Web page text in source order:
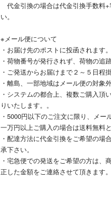
代金引換の場合は代金引換手数料
い。
※メール便について
・お届け先のポストに投函されます。
・荷物番号が発行されず、荷物の追
・ご発送からお届けまで２～５日程
・離島、一部地域はメール便の対象
・システムの都合上、複数ご購入
りいたします。。
・5000円以下のご注文に限り、メ
一万円以上ご購入の場合は送料無料と
・配達方法に代金引換をご希望の
承下さい。
・宅急便での発送をご希望の方は
正した金額をご連絡させて頂きます。